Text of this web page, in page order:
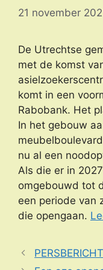
21 november
De Utrechtse
met de komst
komt in een
Rabobank. Het
In het gebouw
nu al een
Als die er in
omgebouwd tot
een periode van
die opengaan.